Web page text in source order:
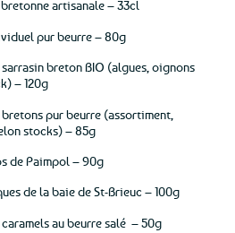
artisanale – 33cl
pur beurre – 80g
breton BIO (algues, oignons
– 120g
pur beurre (assortiment,
stocks) – 85g
de Paimpol – 90g
de la baie de St-Brieuc – 100g
au beurre salé – 50g